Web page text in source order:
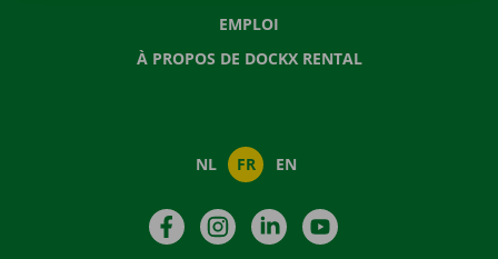
EMPLOI
À PROPOS DE DOCKX RENTAL
NL FR EN
FacebookInstagramLinkedIn